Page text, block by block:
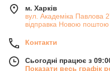
м. Харків
вул. Академіка Павлова
відправка Новою поштою
Контакти
Сьогодні працює з
Показати весь графік